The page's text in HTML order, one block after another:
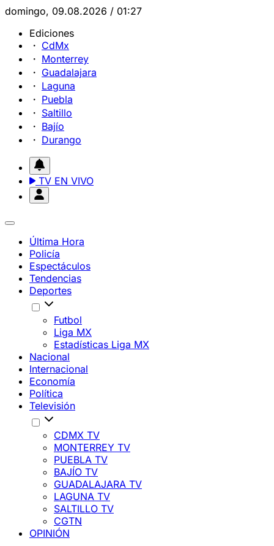
domingo, 09.08.2026 / 01:27
Ediciones
CdMx
Monterrey
Guadalajara
Laguna
Puebla
Saltillo
Bajío
Durango
TV EN VIVO
Última Hora
Policía
Espectáculos
Tendencias
Deportes
Futbol
Liga MX
Estadísticas Liga MX
Nacional
Internacional
Economía
Política
Televisión
CDMX TV
MONTERREY TV
PUEBLA TV
BAJÍO TV
GUADALAJARA TV
LAGUNA TV
SALTILLO TV
CGTN
OPINIÓN